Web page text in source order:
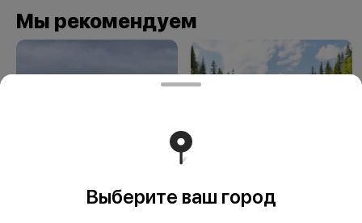
Мы рекомендуем
Выберите ваш город